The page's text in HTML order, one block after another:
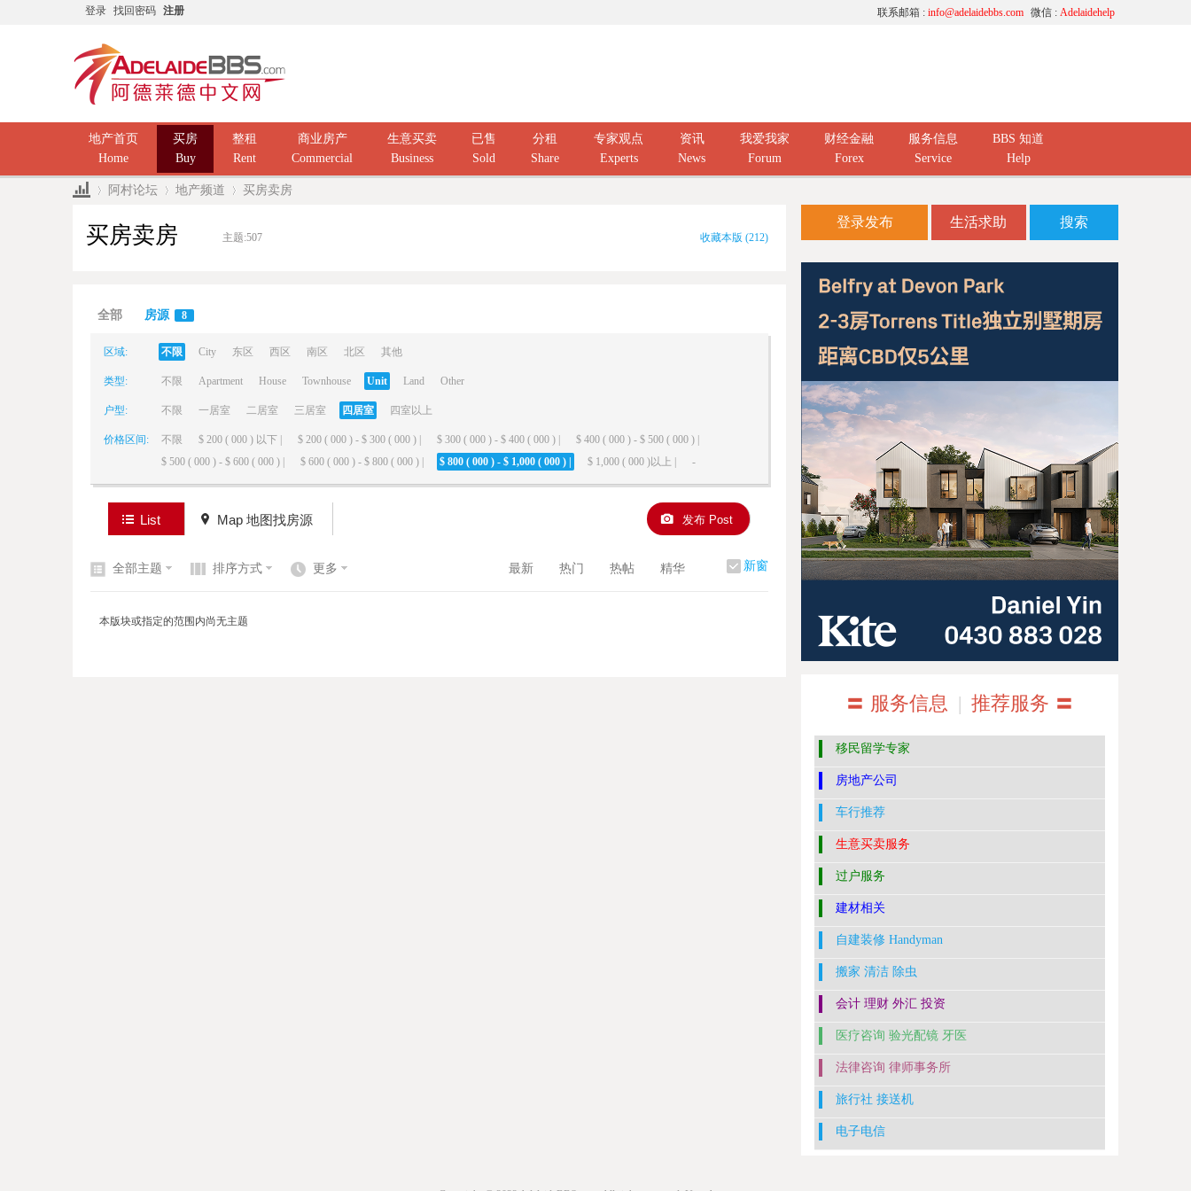
登录 找回密码 注册 微信 : Adelaidehelp
联系邮箱 : info@adelaidebbs.com
地产首页
Home
买房
Buy
整租
Rent
商业房产
Commercial
生意买卖
Business
已售
Sold
分租
Share
专家观点
Experts
资讯
News
我爱我家
Forum
财经金融
Forex
服务信息
Service
BBS 知道
Help
阿村论坛 地产频道 买房卖房
买房卖房 主题:507 收藏本版 (212)
全部 房源 8
区域: 不限 City 东区 西区 南区 北区 其他
类型: 不限 Apartment House Townhouse Unit Land Other
户型: 不限 一居室 二居室 三居室 四居室 四室以上
价格区间: 不限 $ 200 ( 000 ) 以下 | $ 200 ( 000 ) - $ 300 ( 000 ) | $ 300 ( 000 ) - $ 400 ( 000 ) |
$ 400 ( 000 ) - $ 500 ( 000 ) |
$ 500 ( 000 ) - $ 600 ( 000 ) |
$ 600 ( 000 ) - $ 800 ( 000 ) | $ 800 ( 000 ) - $ 1,000 ( 000 ) | $ 1,000 ( 000 )以上 | -
List Map 地图找房源 发布 Post
新窗
全部主题 排序方式 更多 最新 热门 热帖 精华
本版块或指定的范围内尚无主题
登录发布 生活求助 搜索
〓 服务信息 | 推荐服务 〓
移民留学专家
房地产公司
车行推荐
生意买卖服务
过户服务
建材相关
自建装修 Handyman
搬家 清洁 除虫
会计 理财 外汇 投资
医疗咨询 验光配镜 牙医
法律咨询 律师事务所
旅行社 接送机
电子电信